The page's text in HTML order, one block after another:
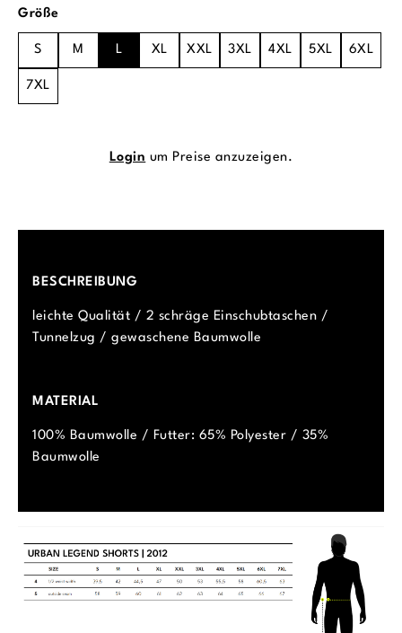
Größeauswählen
S M L XL XXL 3XL 4XL 5XL 6XL
7XL
Login um Preise anzuzeigen.
BESCHREIBUNG
leichte Qualität / 2 schräge Einschubtaschen /
Tunnelzug / gewaschene Baumwolle
MATERIAL
100% Baumwolle / Futter: 65% Polyester / 35%
Baumwolle